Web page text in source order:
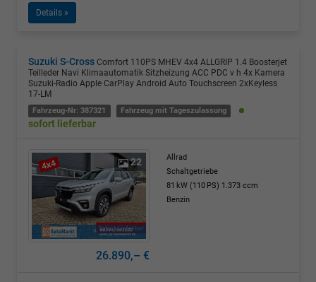
Details »
Suzuki S-Cross Comfort 110PS MHEV 4x4 ALLGRIP 1.4 Boosterjet
Teilleder Navi Klimaautomatik Sitzheizung ACC PDC v h 4x Kamera
Suzuki-Radio Apple CarPlay Android Auto Touchscreen 2xKeyless
17-LM
Fahrzeug-Nr: 387321 Fahrzeug mit Tageszulassung
sofort lieferbar
22
Allrad
Schaltgetriebe
81 kW (110 PS) 1.373 ccm
Benzin
26.890,– €